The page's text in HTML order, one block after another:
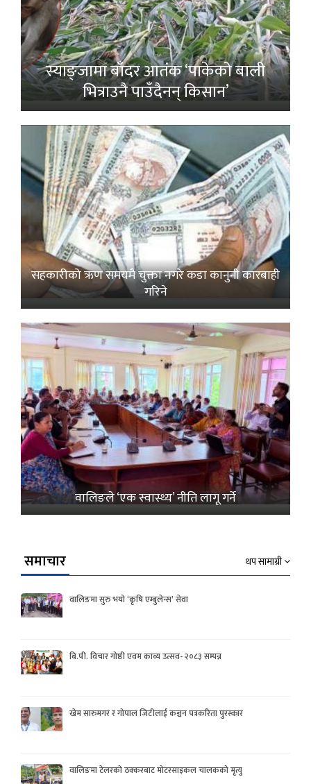
स्याङ्जामा बाँदर आतंक ‘पाकेको बाली
भित्राउनै पाउँदैनन् किसान’
सहकारीको ऋण समयमै चुक्ता नगरे कडा कानुनी कारबाही
गरिने
वालिङले ‘एक स्वास्थ्य’ नीति लागू गर्ने
समाचार थप सामाग्री
वालिङमा सुरु भयो ‘कृषि एम्बुलेन्स’ सेवा
बि.पी. विचार गोष्ठी एवम काव्य उत्सव- २०८३ सम्पन्न
खेम सारुमगर र गोपाल जिटीलाई कञ्चन पत्रकरिता पुरस्कार
वालिङमा टेलरको ठक्करबाट मोटरसाइकल चालकको मृत्यु